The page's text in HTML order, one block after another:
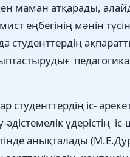
маман атқарады,
еңбегінің мəнін
студенттердің
іс-
үдерістің
анықталады